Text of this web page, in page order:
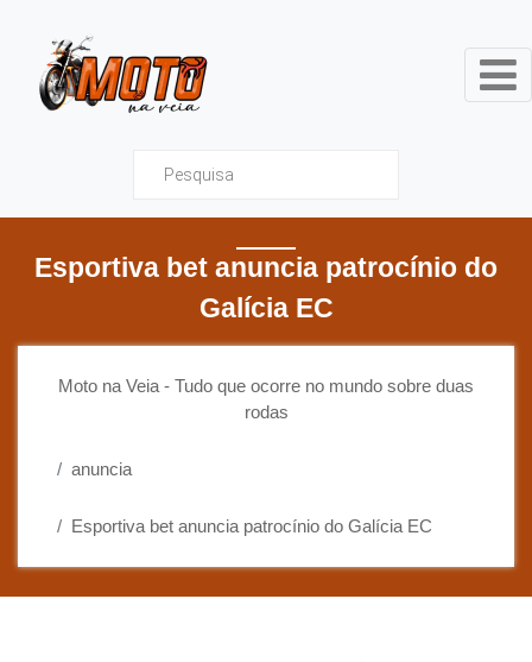
Moto na Veia - Tudo que
Esportiva bet anuncia patrocínio do
Galícia EC
Moto na Veia - Tudo que ocorre no mundo sobre duas
rodas
anuncia
Esportiva bet anuncia patrocínio do Galícia EC